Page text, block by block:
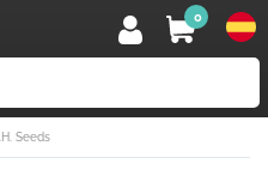
0
Seeds